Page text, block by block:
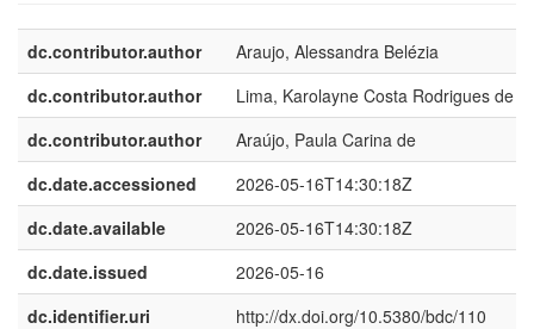
dc.contributor.author
Araujo, Alessandra Belézia
dc.contributor.author
Lima, Karolayne Costa Rodrigues de
dc.contributor.author
Araújo, Paula Carina de
dc.date.accessioned
2026-05-16T14:30:18Z
dc.date.available
2026-05-16T14:30:18Z
dc.date.issued
2026-05-16
dc.identifier.uri
http://dx.doi.org/10.5380/bdc/110